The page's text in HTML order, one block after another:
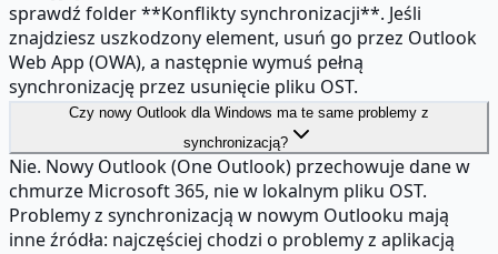
sprawdź folder **Konflikty synchronizacji**. Jeśli
znajdziesz uszkodzony element, usuń go przez Outlook
Web App (OWA), a następnie wymuś pełną
synchronizację przez usunięcie pliku OST.
Czy nowy Outlook dla Windows ma te same problemy z
synchronizacją?
Nie. Nowy Outlook (One Outlook) przechowuje dane w
chmurze Microsoft 365, nie w lokalnym pliku OST.
Problemy z synchronizacją w nowym Outlooku mają
inne źródła: najczęściej chodzi o problemy z aplikacją